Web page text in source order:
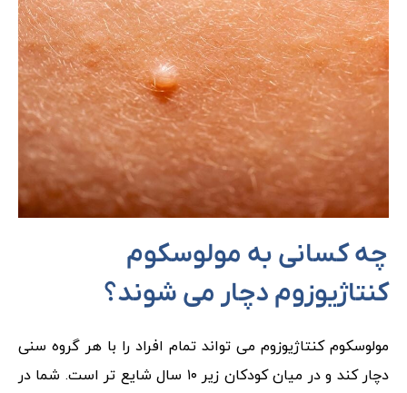
چه کسانی به مولوسکوم
کنتاژیوزوم دچار می شوند؟
مولوسکوم کنتاژیوزوم می تواند تمام افراد را با هر گروه سنی
دچار کند و در میان کودکان زیر ۱۰ سال شایع تر است. شما در